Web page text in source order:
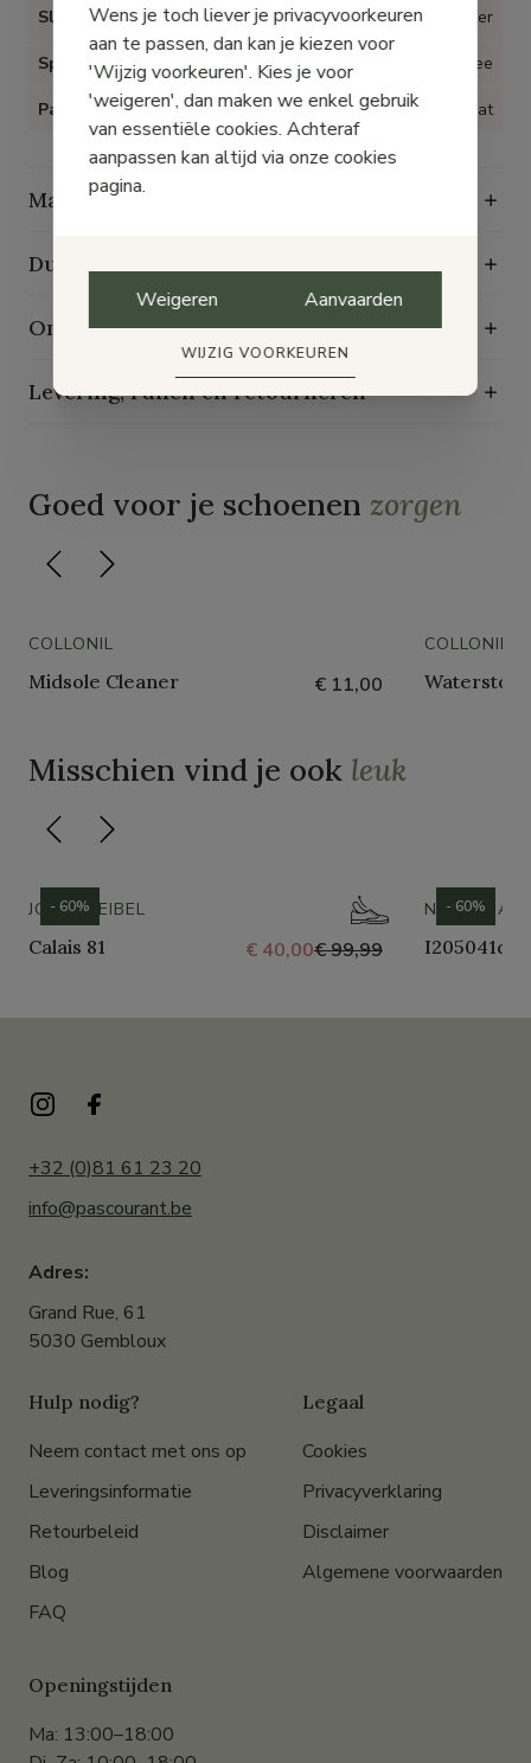
Sluiting Ritstrekker
Speciaal voor Hallux Valgus Nee
Pasvorm Op maat
Maattabel
Duurzaamheidskenmerken
Onderhoudsgids
Levering, ruilen en retourneren
Goed voor je schoenen zorgen
COLLONIL
Midsole Cleaner € 11,00
COLLONIL
Waterstop
Misschien vind je ook leuk
JOSEF SEIBEL
Calais 81 € 40,00€ 99,99
- 60% NERO
I205041d
- 60%
+32 (0)81 61 23 20
info@pascourant.be
Adres:
Grand Rue, 61
5030 Gembloux
Hulp nodig?
Neem contact met ons op
Leveringsinformatie
Retourbeleid
Blog
FAQ
Legaal
Cookies
Privacyverklaring
Disclaimer
Algemene voorwaarden
Openingstijden
Ma: 13:00–18:00
Wens je toch liever je privacyvoorkeuren
aan te passen, dan kan je kiezen voor
'Wijzig voorkeuren'. Kies je voor
'weigeren', dan maken we enkel gebruik
van essentiële cookies. Achteraf
aanpassen kan altijd via onze cookies
pagina.
Weigeren Aanvaarden
WIJZIG VOORKEUREN